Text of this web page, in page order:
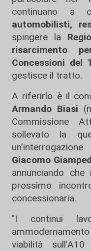
continuano a
automobilisti,
spingere la
risarcimento
Concessioni del
gestisce il tratto.
A riferirlo è il
Armando Biasi
Commissione
sollevato la
Giacomo
annunciando
prossimo
concessionaria.
"I continui
viabilità